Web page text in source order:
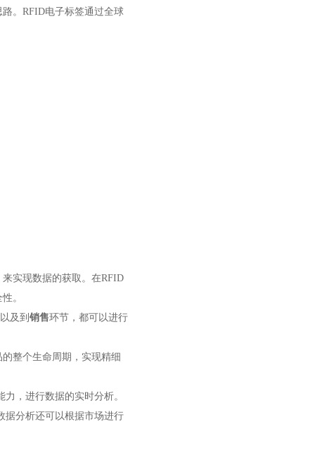
。RFID电子标签通过全球
实现数据的获取。在RFID
。
以及到 销售环节，都可以进行
整个生命周期，实现精细
，进行数据的实时分析。
据分析还可以根据市场进行